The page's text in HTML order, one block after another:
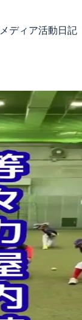
メディア活動日記